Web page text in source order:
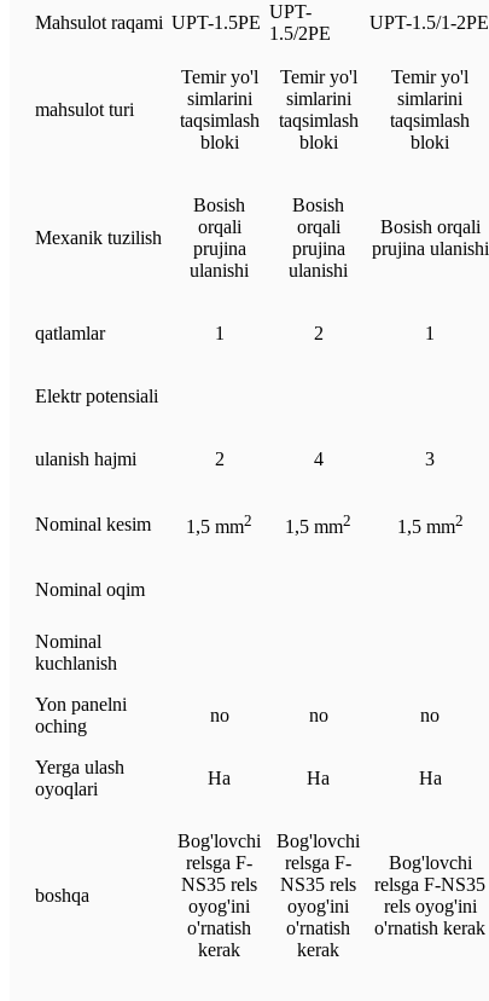
Mahsulot raqami UPT-1.5PE
UPT-
1.5/2PE
UPT-1.5/1-2PE
mahsulot turi
Temir yo'l
simlarini
taqsimlash
bloki
Temir yo'l
simlarini
taqsimlash
bloki
Temir yo'l
simlarini
taqsimlash
bloki
Mexanik tuzilish
Bosish
orqali
prujina
ulanishi
Bosish
orqali
prujina
ulanishi
Bosish orqali
prujina ulanishi
qatlamlar 1 2 1
Elektr potensiali
ulanish hajmi 2 4 3
Nominal kesim 1,5 mm2 1,5 mm2 1,5 mm2
Nominal oqim
Nominal
kuchlanish
Yon panelni
oching
no no no
Yerga ulash
oyoqlari
Ha Ha Ha
boshqa
Bog'lovchi
relsga F-
NS35 rels
oyog'ini
o'rnatish
kerak
Bog'lovchi
relsga F-
NS35 rels
oyog'ini
o'rnatish
kerak
Bog'lovchi
relsga F-NS35
rels oyog'ini
o'rnatish kerak